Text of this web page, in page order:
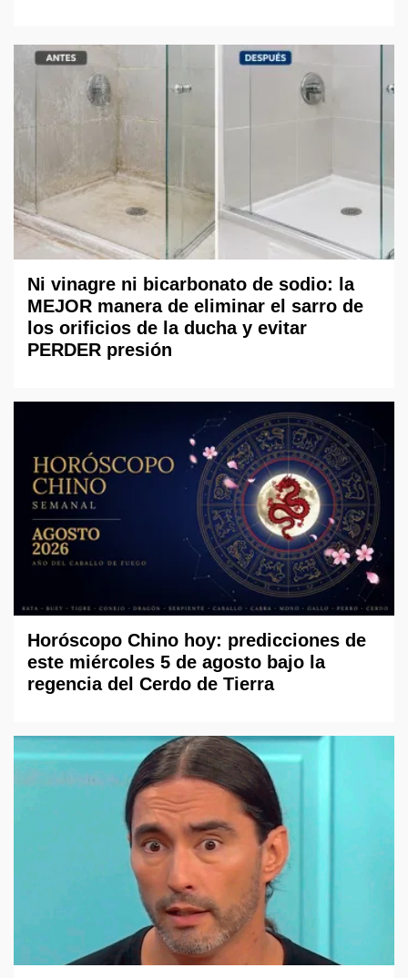
Ni vinagre ni bicarbonato de sodio: la
MEJOR manera de eliminar el sarro de
los orificios de la ducha y evitar
PERDER presión
Horóscopo Chino hoy: predicciones de
este miércoles 5 de agosto bajo la
regencia del Cerdo de Tierra